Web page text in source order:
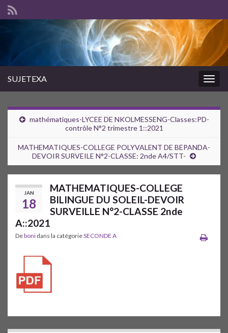
SUJETEXA
mathématiques-LYCEE DE NKOLMESSENG-Classes:PD-
contrôle N°2 trimestre 1::2021
MATHEMATIQUES-COLLEGE POLYVALENT DE BEPANDA-
DEVOIR SURVEILE N°2-CLASSE: 2nde A4/STT-
JAN
18
MATHEMATIQUES-COLLEGE
BILINGUE DU SOLEIL-DEVOIR
SURVEILLE N°2-CLASSE 2nde
A::2021
Deboni dans la catégorieSECONDE A